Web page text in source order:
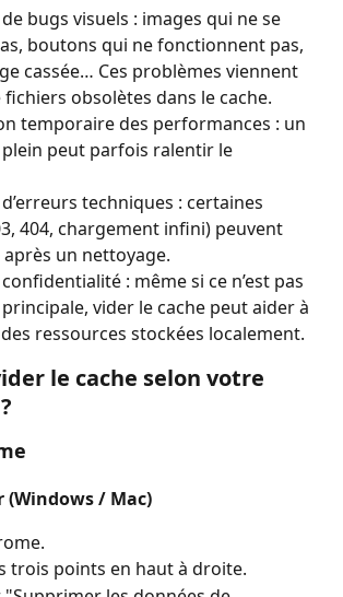
bugs visuels : images qui ne se
boutons qui ne fonctionnent pas,
cassée… Ces problèmes viennent
obsolètes dans le cache.
temporaire des performances : un
peut parfois ralentir le
techniques : certaines
404, chargement infini) peuvent
un nettoyage.
: même si ce n’est pas
vider le cache peut aider à
ressources stockées localement.
le cache selon votre
/ Mac)
trois points en haut à droite.